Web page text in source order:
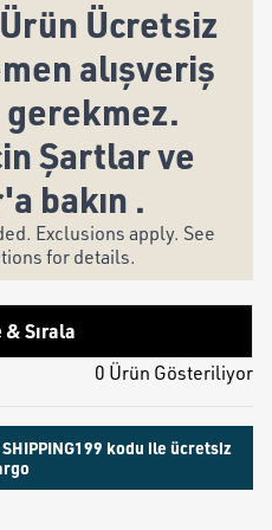
Ücretsiz
alışveriş
gerekmez.
Şartlar ve
bakın .
Exclusions apply. See
for details.
Sırala
0 Ürün Gösteriliyor
kodu ile ücretsiz